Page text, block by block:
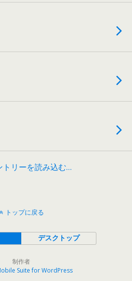
トリーを読み込む…
トップに戻る
デスクトップ
制作者
Suite for WordPress